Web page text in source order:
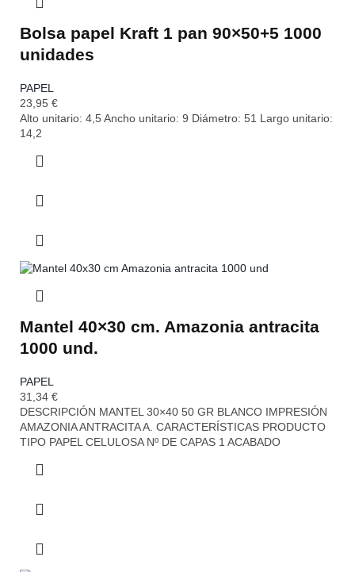
Bolsa papel Kraft 1 pan 90×50+5 1000
unidades
PAPEL
23,95 €
Alto unitario: 4,5 Ancho unitario: 9 Diámetro: 51 Largo unitario:
14,2
Mantel 40×30 cm. Amazonia antracita
1000 und.
PAPEL
31,34 €
DESCRIPCIÓN MANTEL 30×40 50 GR BLANCO IMPRESIÓN
AMAZONIA ANTRACITA A. CARACTERÍSTICAS PRODUCTO
TIPO PAPEL CELULOSA Nº DE CAPAS 1 ACABADO